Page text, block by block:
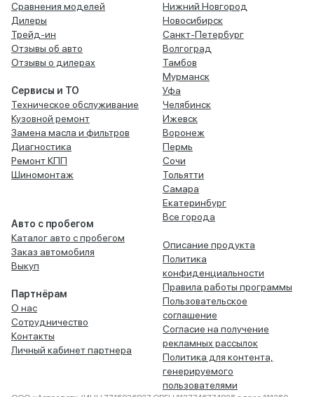
Сравнения моделей
Дилеры
Трейд-ин
Отзывы об авто
Отзывы о дилерах
Сервисы и ТО
Техническое обслуживание
Кузовной ремонт
Замена масла и фильтров
Диагностика
Ремонт КПП
Шиномонтаж
Авто с пробегом
Каталог авто с пробегом
Заказ автомобиля
Выкуп
Партнёрам
О нас
Сотрудничество
Контакты
Личный кабинет партнера
Нижний Новгород
Новосибирск
Санкт-Петербург
Волгоград
Тамбов
Мурманск
Уфа
Челябинск
Ижевск
Воронеж
Пермь
Сочи
Тольятти
Самара
Екатеринбург
Все города
Описание продукта
Политика
конфиденциальности
Правила работы программы
Пользовательское
соглашение
Согласие на получение
рекламных рассылок
Политика для контента,
генерируемого
пользователями